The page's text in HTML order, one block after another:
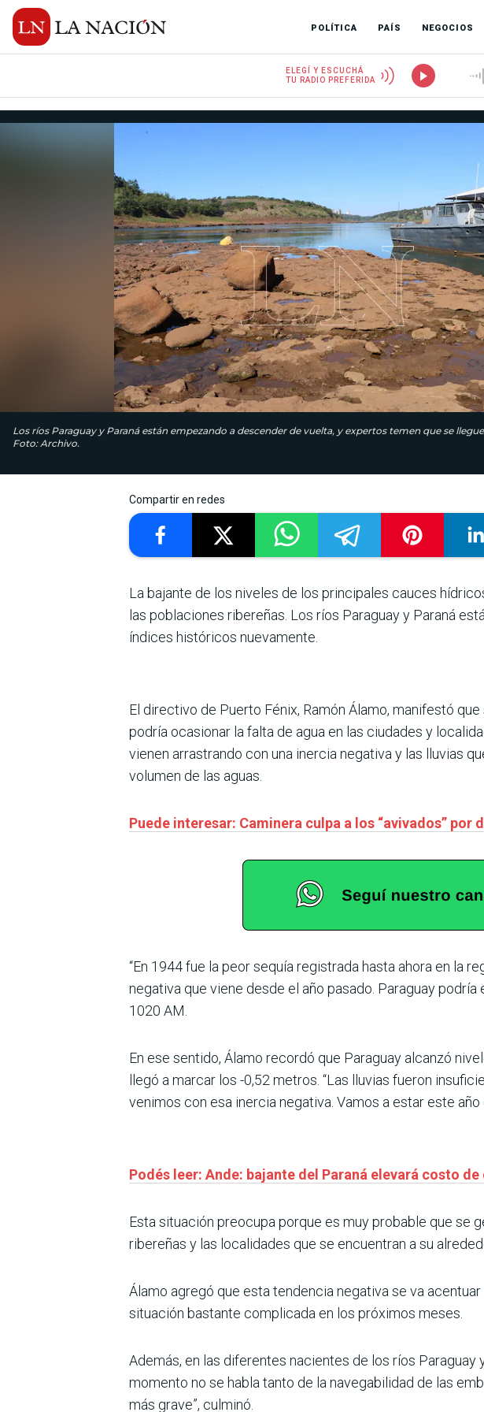
POLÍTICA PAÍS NEGOCIOS
ELEGÍ Y ESCUCHÁ
TU RADIO PREFERIDA
Los ríos Paraguay y Paraná están empezando a descender de vuelta, y expertos temen que se
Foto: Archivo.
Compartir en redes
La bajante de los niveles de los principales cauces
las poblaciones ribereñas. Los ríos Paraguay y Paraná
índices históricos nuevamente.
El directivo de Puerto Fénix, Ramón Álamo, manifestó
podría ocasionar la falta de agua en las ciudades y
vienen arrastrando con una inercia negativa y las lluvias
volumen de las aguas.
Puede interesar: Caminera culpa a los “avivados”
“En 1944 fue la peor sequía registrada hasta ahora en la
negativa que viene desde el año pasado. Paraguay
1020 AM.
En ese sentido, Álamo recordó que Paraguay alcanzó
llegó a marcar los -0,52 metros. “Las lluvias fueron
venimos con esa inercia negativa. Vamos a estar este año
Podés leer: Ande: bajante del Paraná elevará costo
Esta situación preocupa porque es muy probable que se
ribereñas y las localidades que se encuentran a su
Álamo agregó que esta tendencia negativa se va
situación bastante complicada en los próximos meses.
Además, en las diferentes nacientes de los ríos Paraguay
momento no se habla tanto de la navegabilidad de las
más grave”, culminó.